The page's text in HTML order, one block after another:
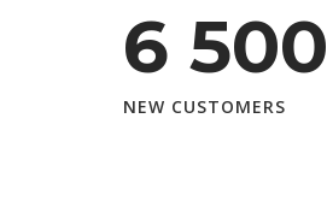
6 500
NEW CUSTOMERS